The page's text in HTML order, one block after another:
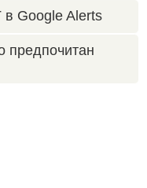
Google Alerts
предпочитан